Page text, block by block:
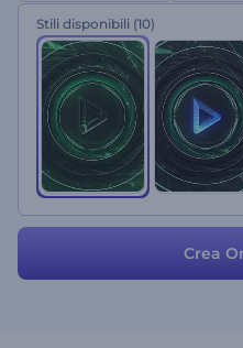
dance. Usalo per presentare i
l'esperienza musicale dei tuoi
Stili disponibili (10)
Crea